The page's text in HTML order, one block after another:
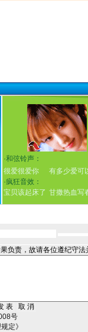
·和弦铃声：
很爱很爱你
有多少爱可
·疯狂音效：
宝贝该起床了 甘撒热血写
负责，故请各位遵纪守
号
定》